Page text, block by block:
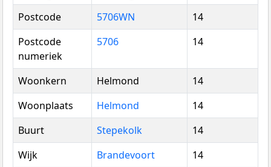
Postcode
5706WN
14
Postcode
numeriek
5706 14
Woonkern Helmond
14
Woonplaats
Helmond
14
Buurt
Stepekolk
14
Wijk
Brandevoort
14